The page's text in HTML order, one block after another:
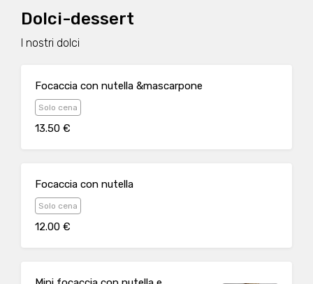
Dolci-dessert
I nostri dolci
Focaccia con nutella &mascarpone
Solo cena
13.50 €
Focaccia con nutella
Solo cena
12.00 €